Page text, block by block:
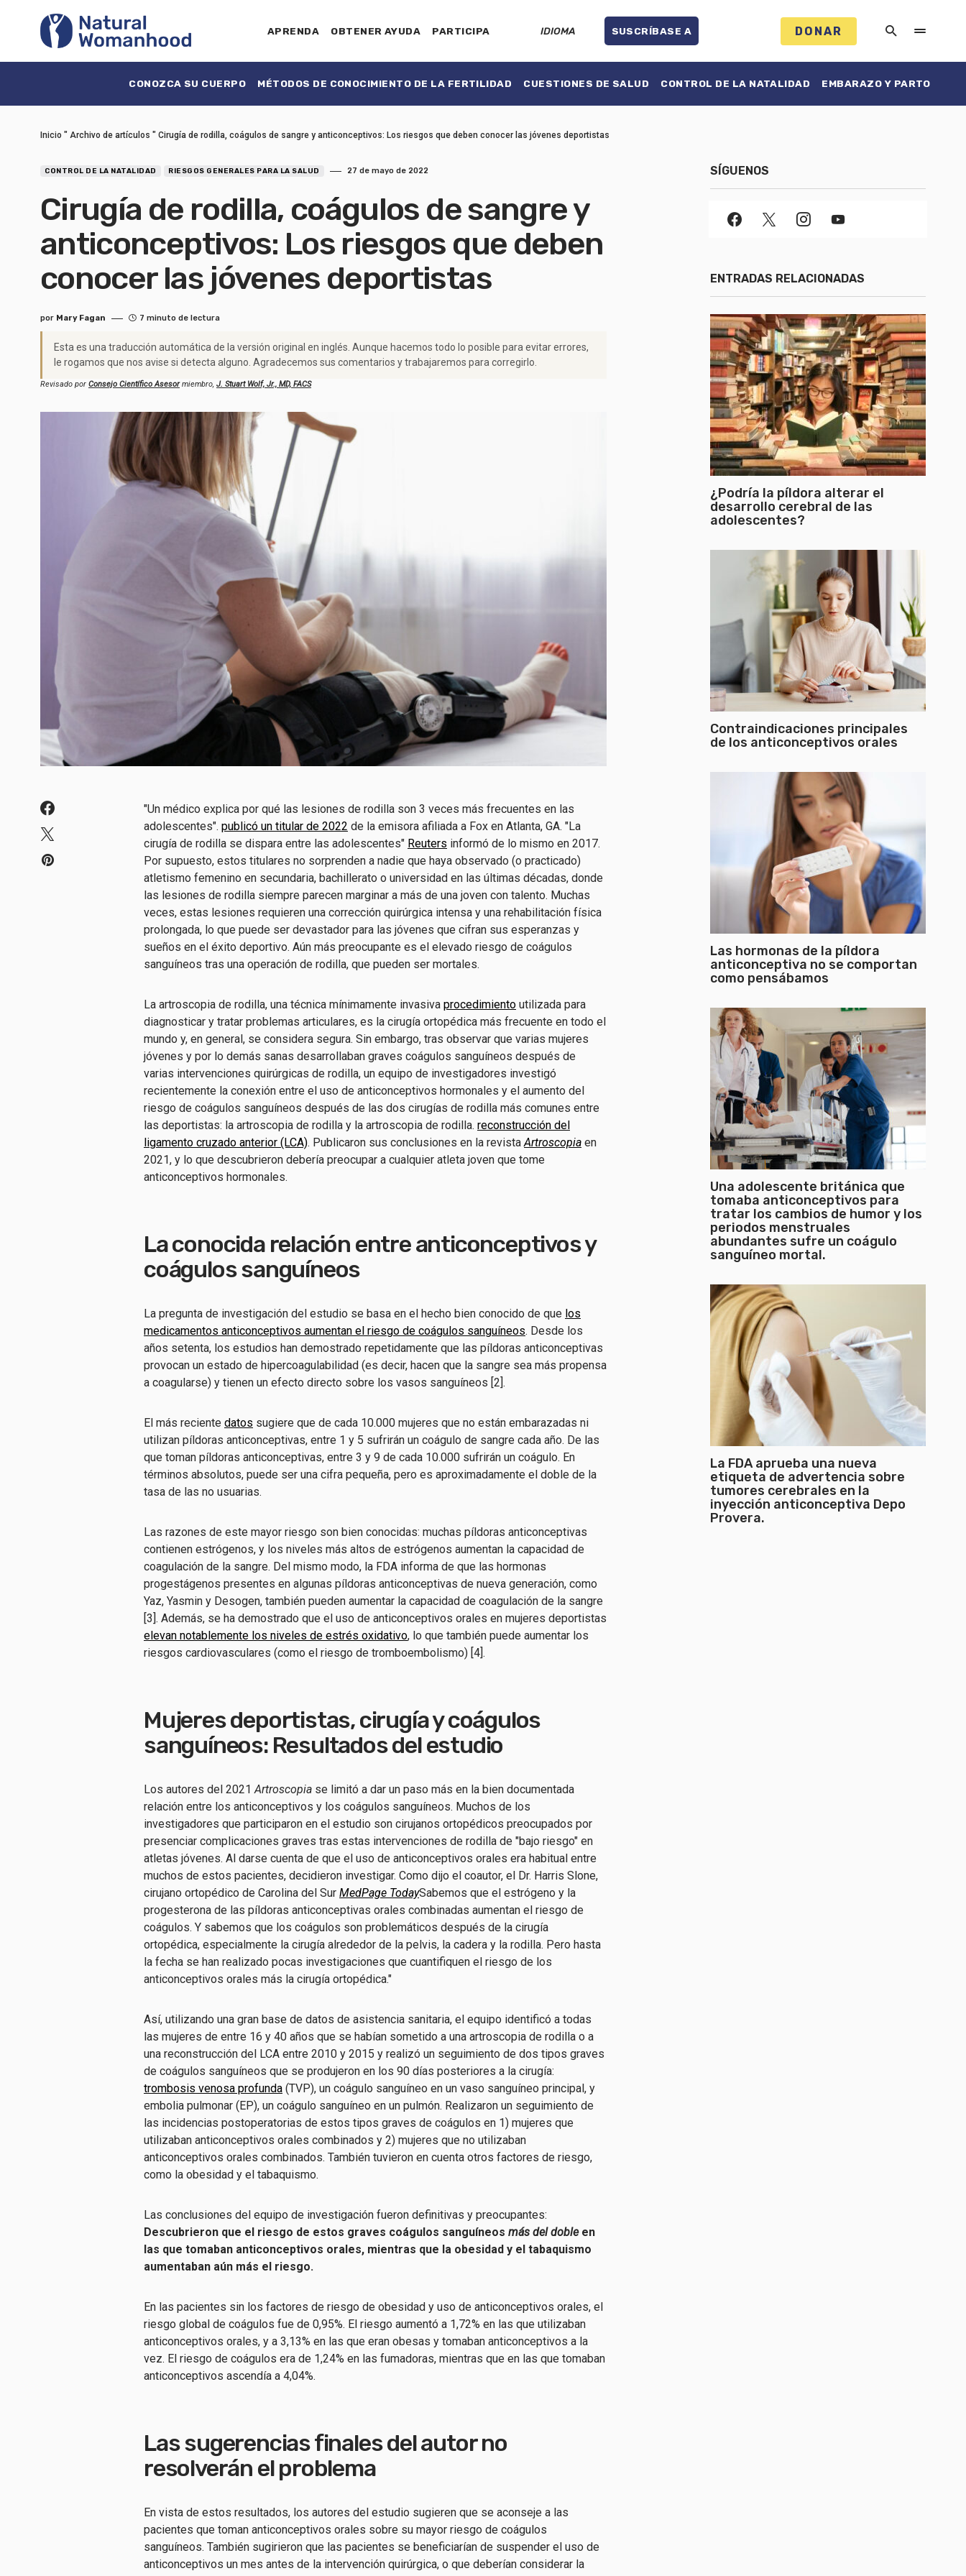
APRENDA OBTENER AYUDA PARTICIPA IDIOMA SUSCRÍBASE A DONAR
CONOZCA SU CUERPO MÉTODOS DE CONOCIMIENTO DE LA FERTILIDAD CUESTIONES DE SALUD CONTROL DE LA NATALIDAD EMBARAZO Y PARTO
Inicio " Archivo de artículos " Cirugía de rodilla, coágulos de sangre y anticonceptivos: Los riesgos que deben conocer las jóvenes deportistas
CONTROL DE LA NATALIDAD RIESGOS GENERALES PARA LA SALUD 27 de mayo de 2022
Cirugía de rodilla, coágulos de sangre y
anticonceptivos: Los riesgos que deben
conocer las jóvenes deportistas
por Mary Fagan 7 minuto de lectura
Esta es una traducción automática de la versión original en inglés. Aunque hacemos todo lo posible para evitar errores,
le rogamos que nos avise si detecta alguno. Agradecemos sus comentarios y trabajaremos para corregirlo.
Revisado por Consejo Científico Asesormiembro, J. Stuart Wolf, Jr., MD, FACS
"Un médico explica por qué las lesiones de rodilla son 3 veces más frecuentes en las
adolescentes". publicó un titular de 2022 de la emisora afiliada a Fox en Atlanta, GA. "La
cirugía de rodilla se dispara entre las adolescentes" Reuters informó de lo mismo en 2017.
Por supuesto, estos titulares no sorprenden a nadie que haya observado (o practicado)
atletismo femenino en secundaria, bachillerato o universidad en las últimas décadas, donde
las lesiones de rodilla siempre parecen marginar a más de una joven con talento. Muchas
veces, estas lesiones requieren una corrección quirúrgica intensa y una rehabilitación física
prolongada, lo que puede ser devastador para las jóvenes que cifran sus esperanzas y
sueños en el éxito deportivo. Aún más preocupante es el elevado riesgo de coágulos
sanguíneos tras una operación de rodilla, que pueden ser mortales.
La artroscopia de rodilla, una técnica mínimamente invasiva procedimiento utilizada para
diagnosticar y tratar problemas articulares, es la cirugía ortopédica más frecuente en todo el
mundo y, en general, se considera segura. Sin embargo, tras observar que varias mujeres
jóvenes y por lo demás sanas desarrollaban graves coágulos sanguíneos después de
varias intervenciones quirúrgicas de rodilla, un equipo de investigadores investigó
recientemente la conexión entre el uso de anticonceptivos hormonales y el aumento del
riesgo de coágulos sanguíneos después de las dos cirugías de rodilla más comunes entre
las deportistas: la artroscopia de rodilla y la artroscopia de rodilla. reconstrucción del
ligamento cruzado anterior (LCA). Publicaron sus conclusiones en la revista Artroscopia en
2021, y lo que descubrieron debería preocupar a cualquier atleta joven que tome
anticonceptivos hormonales.
La conocida relación entre anticonceptivos y
coágulos sanguíneos
La pregunta de investigación del estudio se basa en el hecho bien conocido de que los
medicamentos anticonceptivos aumentan el riesgo de coágulos sanguíneos. Desde los
años setenta, los estudios han demostrado repetidamente que las píldoras anticonceptivas
provocan un estado de hipercoagulabilidad (es decir, hacen que la sangre sea más propensa
a coagularse) y tienen un efecto directo sobre los vasos sanguíneos [2].
El más reciente datos sugiere que de cada 10.000 mujeres que no están embarazadas ni
utilizan píldoras anticonceptivas, entre 1 y 5 sufrirán un coágulo de sangre cada año. De las
que toman píldoras anticonceptivas, entre 3 y 9 de cada 10.000 sufrirán un coágulo. En
términos absolutos, puede ser una cifra pequeña, pero es aproximadamente el doble de la
tasa de las no usuarias.
Las razones de este mayor riesgo son bien conocidas: muchas píldoras anticonceptivas
contienen estrógenos, y los niveles más altos de estrógenos aumentan la capacidad de
coagulación de la sangre. Del mismo modo, la FDA informa de que las hormonas
progestágenos presentes en algunas píldoras anticonceptivas de nueva generación, como
Yaz, Yasmin y Desogen, también pueden aumentar la capacidad de coagulación de la sangre
[3]. Además, se ha demostrado que el uso de anticonceptivos orales en mujeres deportistas
elevan notablemente los niveles de estrés oxidativo, lo que también puede aumentar los
riesgos cardiovasculares (como el riesgo de tromboembolismo) [4].
Mujeres deportistas, cirugía y coágulos
sanguíneos: Resultados del estudio
Los autores del 2021 Artroscopia se limitó a dar un paso más en la bien documentada
relación entre los anticonceptivos y los coágulos sanguíneos. Muchos de los
investigadores que participaron en el estudio son cirujanos ortopédicos preocupados por
presenciar complicaciones graves tras estas intervenciones de rodilla de "bajo riesgo" en
atletas jóvenes. Al darse cuenta de que el uso de anticonceptivos orales era habitual entre
muchos de estos pacientes, decidieron investigar. Como dijo el coautor, el Dr. Harris Slone,
cirujano ortopédico de Carolina del Sur MedPage TodaySabemos que el estrógeno y la
progesterona de las píldoras anticonceptivas orales combinadas aumentan el riesgo de
coágulos. Y sabemos que los coágulos son problemáticos después de la cirugía
ortopédica, especialmente la cirugía alrededor de la pelvis, la cadera y la rodilla. Pero hasta
la fecha se han realizado pocas investigaciones que cuantifiquen el riesgo de los
anticonceptivos orales más la cirugía ortopédica."
Así, utilizando una gran base de datos de asistencia sanitaria, el equipo identificó a todas
las mujeres de entre 16 y 40 años que se habían sometido a una artroscopia de rodilla o a
una reconstrucción del LCA entre 2010 y 2015 y realizó un seguimiento de dos tipos graves
de coágulos sanguíneos que se produjeron en los 90 días posteriores a la cirugía:
trombosis venosa profunda (TVP), un coágulo sanguíneo en un vaso sanguíneo principal, y
embolia pulmonar (EP), un coágulo sanguíneo en un pulmón. Realizaron un seguimiento de
las incidencias postoperatorias de estos tipos graves de coágulos en 1) mujeres que
utilizaban anticonceptivos orales combinados y 2) mujeres que no utilizaban
anticonceptivos orales combinados. También tuvieron en cuenta otros factores de riesgo,
como la obesidad y el tabaquismo.
Las conclusiones del equipo de investigación fueron definitivas y preocupantes:
Descubrieron que el riesgo de estos graves coágulos sanguíneos más del doble en
las que tomaban anticonceptivos orales, mientras que la obesidad y el tabaquismo
aumentaban aún más el riesgo.
En las pacientes sin los factores de riesgo de obesidad y uso de anticonceptivos orales, el
riesgo global de coágulos fue de 0,95%. El riesgo aumentó a 1,72% en las que utilizaban
anticonceptivos orales, y a 3,13% en las que eran obesas y tomaban anticonceptivos a la
vez. El riesgo de coágulos era de 1,24% en las fumadoras, mientras que en las que tomaban
anticonceptivos ascendía a 4,04%.
Las sugerencias finales del autor no
resolverán el problema
En vista de estos resultados, los autores del estudio sugieren que se aconseje a las
pacientes que toman anticonceptivos orales sobre su mayor riesgo de coágulos
sanguíneos. También sugirieron que las pacientes se beneficiarían de suspender el uso de
anticonceptivos un mes antes de la intervención quirúrgica, o que deberían considerar la
SÍGUENOS
ENTRADAS RELACIONADAS
¿Podría la píldora alterar el
desarrollo cerebral de las
adolescentes?
Contraindicaciones principales
de los anticonceptivos orales
Las hormonas de la píldora
anticonceptiva no se comportan
como pensábamos
Una adolescente británica que
tomaba anticonceptivos para
tratar los cambios de humor y los
periodos menstruales
abundantes sufre un coágulo
sanguíneo mortal.
La FDA aprueba una nueva
etiqueta de advertencia sobre
tumores cerebrales en la
inyección anticonceptiva Depo
Provera.